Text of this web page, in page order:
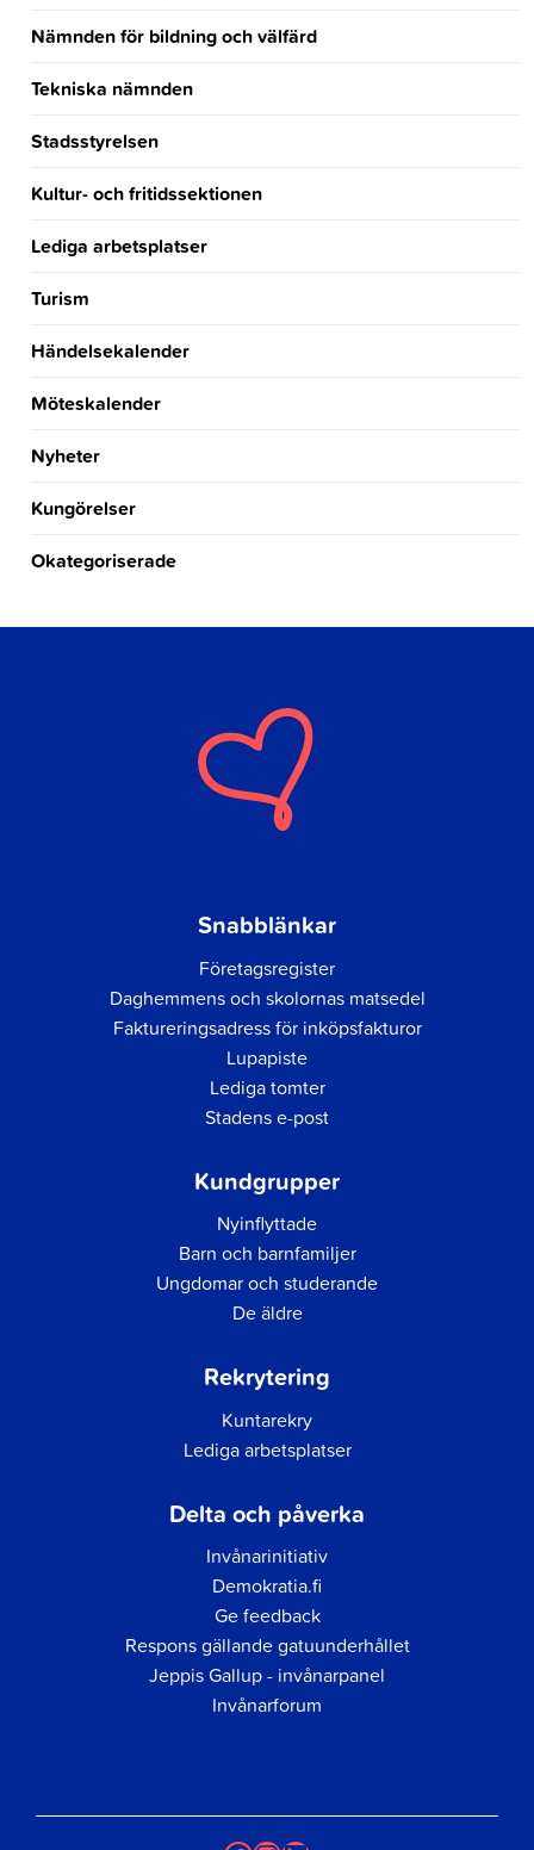
Nämnden för bildning och välfärd
Tekniska nämnden
Stadsstyrelsen
Kultur- och fritidssektionen
Lediga arbetsplatser
Turism
Händelsekalender
Möteskalender
Nyheter
Kungörelser
Okategoriserade
Snabblänkar
Företagsregister
Daghemmens och skolornas matsedel
Faktureringsadress för inköpsfakturor
Lupapiste
Lediga tomter
Stadens e-post
Kundgrupper
Nyinflyttade
Barn och barnfamiljer
Ungdomar och studerande
De äldre
Rekrytering
Kuntarekry
Lediga arbetsplatser
Delta och påverka
Invånarinitiativ
Demokratia.fi
Ge feedback
Respons gällande gatuunderhållet
Jeppis Gallup - invånarpanel
Invånarforum